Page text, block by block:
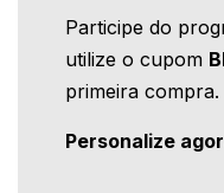
Participe do
utilize o cupom
primeira compra.
Personalize